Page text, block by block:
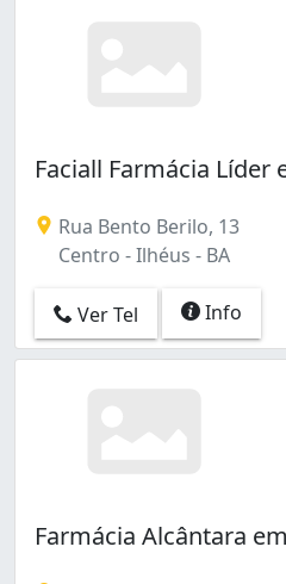
Faciall Farmácia Líder
Rua Bento Berilo, 13
Centro - Ilhéus - BA
Ver Tel Info
Farmácia Alcântara